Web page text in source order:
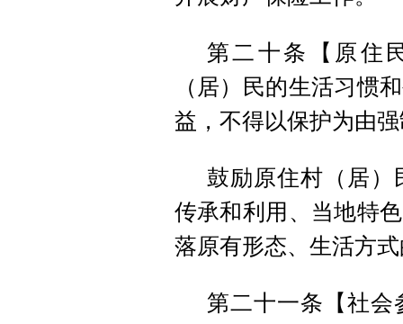
第二十条【原住
（居）民的生活习惯
益，不得以保护为由
鼓励原住村（居
传承和利用、当地特
落原有形态、生活方
第二十一条【社